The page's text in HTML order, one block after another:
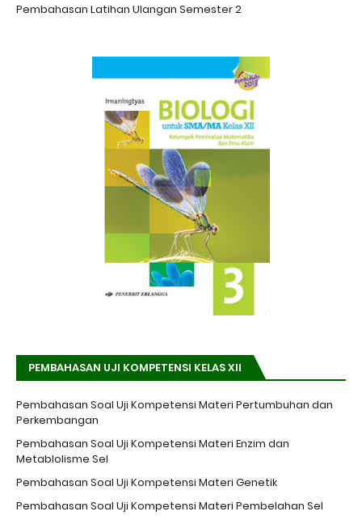
Pembahasan Latihan Ulangan Semester 2
PEMBAHASAN UJI KOMPETENSI KELAS XII
Pembahasan Soal Uji Kompetensi Materi Pertumbuhan dan
Perkembangan
Pembahasan Soal Uji Kompetensi Materi Enzim dan
Metablolisme Sel
Pembahasan Soal Uji Kompetensi Materi Genetik
Pembahasan Soal Uji Kompetensi Materi Pembelahan Sel